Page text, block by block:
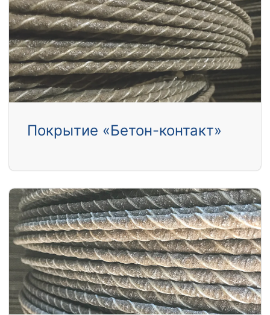
Покрытие «Бетон-контакт»